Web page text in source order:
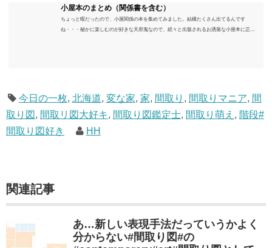
小屋本のまとめ（関係書を含む）
ちょっと暇だったので、小屋関係の本を集めてみました。結構たくさん出てるんです
ね・・・秘かに楽しむのが好きな天邪鬼なので、続々と出版されるお洒落な小屋本に正直
今日の一枚, 北海道, 変な家, 家, 間取り , 間取りマニア, 間
取り図 , 間取リ図大好キ, 間取り図鑑定士, 間取り萌え , 階段#
間取り図好き
HH
関連記事
あ…新しい表現手法だっていうかよく
分からない#間取り図#の